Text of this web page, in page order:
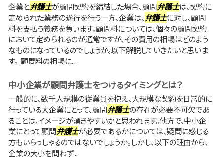
企業と弁護士が顧問契約を締結した場合、顧問弁護士は、契約に
定められた業務の遂行を行う一方、企業は、 弁護士に対し、顧問
料を支払う義務を負います。顧問料については、個々の顧問契約
において定められるのが通常ですが、その費用の相場はどのよう
なものになっているのでしょうか。以下解説していきたいと思いま
す。 顧問料の相場に...
中小企業が顧問弁護士をつけるタイミングとは？
一般的に、数千人規模の従業員を抱え、大規模な契約を日常的に
行っている大企業にとって、顧問弁護士の存在が必要不可欠であ
ることは、イメージが湧きやすいかと思われます。他方で、中小企
業にとって顧問弁護士が必要であるかについては、疑問に感じる
方もいらっしゃるのではないでしょうか。しかし、以下の理由から、
企業の大小を問わず...